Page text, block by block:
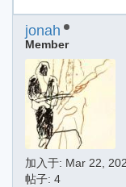
jonah
Member
加入于: Mar 22,
帖子: 4